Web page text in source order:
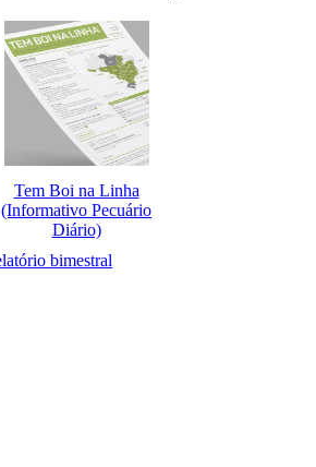
Tem Boi na Linha
(Informativo Pecuário
Diário)